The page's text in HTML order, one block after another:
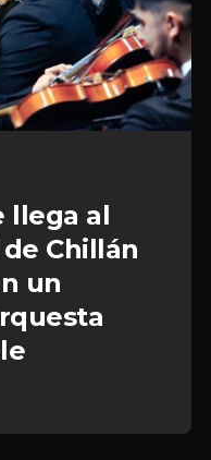
llega al
Chillán
un